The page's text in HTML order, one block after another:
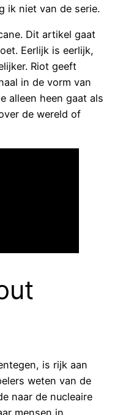
ik niet van de serie.
Dit artikel gaat
Eerlijk is eerlijk,
Riot geeft
in de vorm van
alleen heen gaat als
de wereld of
is rijk aan
weten van de
naar de nucleaire